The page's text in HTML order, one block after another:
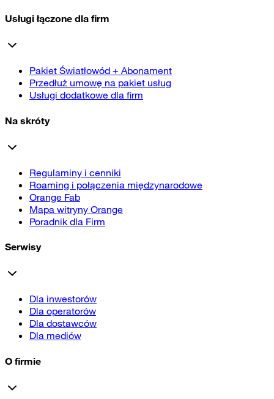
Usługi łączone dla firm
Pakiet Światłowód + Abonament
Przedłuż umowę na pakiet usług
Usługi dodatkowe dla firm
Na skróty
Regulaminy i cenniki
Roaming i połączenia międzynarodowe
Orange Fab
Mapa witryny Orange
Poradnik dla Firm
Serwisy
Dla inwestorów
Dla operatorów
Dla dostawców
Dla mediów
O firmie